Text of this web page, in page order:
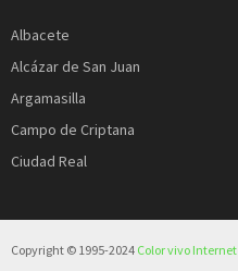
Albacete
Alcázar de San Juan
Argamasilla
Campo de Criptana
Ciudad Real
Copyright © 1995-2024 Color vivo Internet